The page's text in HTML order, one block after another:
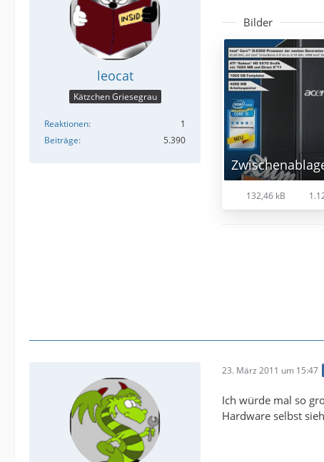
leocat
Kätzchen Griesegrau
Reaktionen
1
Beiträge
5.390
Bilder
132,46 kB
23. März 2011 um 15:47
Ich würde mal so
Hardware selbst